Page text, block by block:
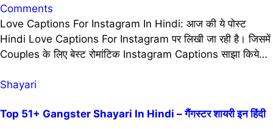
Comments
Love Captions For Instagram In Hindi: आज की ये पोस्ट
Hindi Love Captions For Instagram पर लिखी जा रही है। जिसमें
Couples के लिए बेस्ट रोमांटिक Instagram Captions साझा किये…
Shayari
Top 51+ Gangster Shayari In Hindi – गैंगस्टर शायरी इन हिंदी